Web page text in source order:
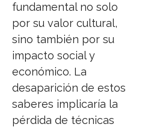
fundamental no solo
por su valor cultural,
sino también por su
impacto social y
económico. La
desaparición de estos
saberes implicaría la
pérdida de técnicas